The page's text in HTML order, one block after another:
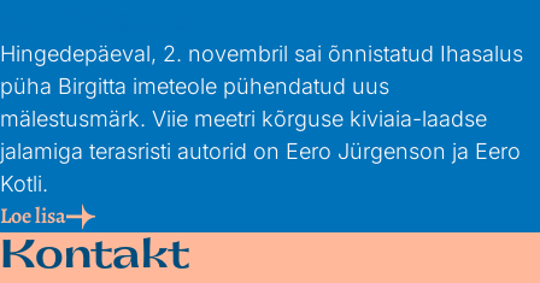
Hingedepäeval, 2. novembril sai õnnistatud Ihasalus
püha Birgitta imeteole pühendatud uus
mälestusmärk. Viie meetri kõrguse kiviaia-laadse
jalamiga terasristi autorid on Eero Jürgenson ja Eero
Kotli.
Loe lisa
Kontakt